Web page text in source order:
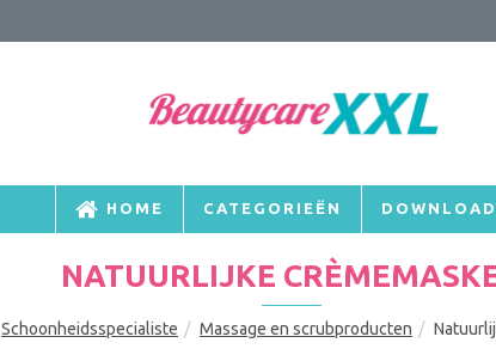
HOME CATEGORIEËN
Schoonheidsspecialiste Massage en scrubproducten
NATUURLIJKE